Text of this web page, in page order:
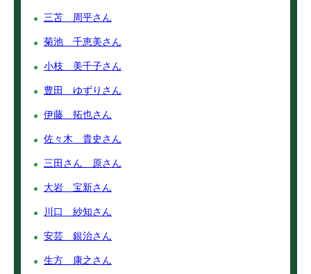
三苫 周平さん
菊池 千恵美さん
小枝 美千子さん
豊田 ゆずりさん
伊藤 拓也さん
佐々木 貴史さん
三田さん 原さん
大岩 宝新さん
川口 紗知さん
安芸 銀治さん
生方 康之さん